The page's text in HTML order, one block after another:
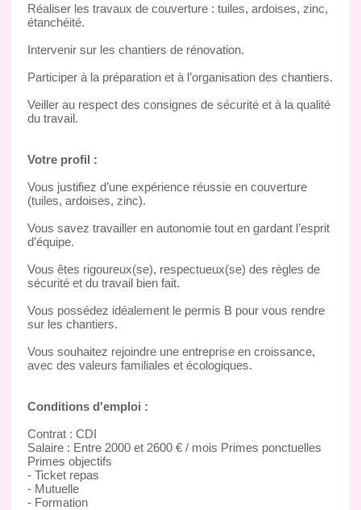
Réaliser les travaux de couverture : tuiles, ardoises, zinc,
étanchéité.
Intervenir sur les chantiers de rénovation.
Participer à la préparation et à l’organisation des chantiers.
Veiller au respect des consignes de sécurité et à la qualité
du travail.
Votre profil :
Vous justifiez d’une expérience réussie en couverture
(tuiles, ardoises, zinc).
Vous savez travailler en autonomie tout en gardant l’esprit
d’équipe.
Vous êtes rigoureux(se), respectueux(se) des règles de
sécurité et du travail bien fait.
Vous possédez idéalement le permis B pour vous rendre
sur les chantiers.
Vous souhaitez rejoindre une entreprise en croissance,
avec des valeurs familiales et écologiques.
Conditions d'emploi :
Contrat : CDI
Salaire : Entre 2000 et 2600 € / mois Primes ponctuelles
Primes objectifs
- Ticket repas
- Mutuelle
- Formation